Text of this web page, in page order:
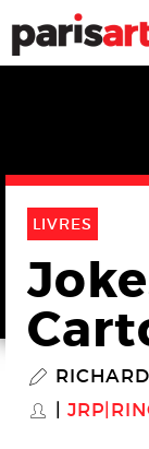
LIVRES
P
S